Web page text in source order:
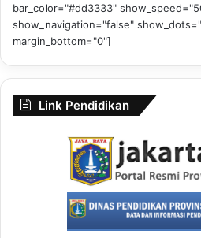
bar_color="#dd3333"
show_navigation="false"
margin_bottom="0"]
Link Pendidikan